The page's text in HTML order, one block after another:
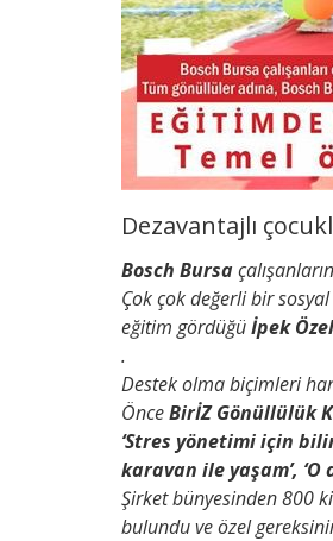
Dezavantajlı
Bosch Bursa
Çok çok değerli bir
eğitim gördüğüİpek
.
Destek olma biçimleri
ÖnceBirİZ Gönüllülük
‘Stres yönetimi için
karavan ile yaşam’, ‘O
Şirket bünyesinden 800
bulundu ve özel